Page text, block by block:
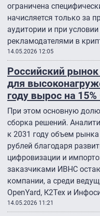
ограничена
начисляется только за
аудитории и при
рекламодателями в
14.05.2026 12:05
Российский
для
году вырос на
При этом основную
сборка решений.
к 2031 году объем
рублей благодаря
цифровизации и
заказчиками ИВНС
компании, а среди
OpenYard, К2Тех и
14.05.2026 11:21